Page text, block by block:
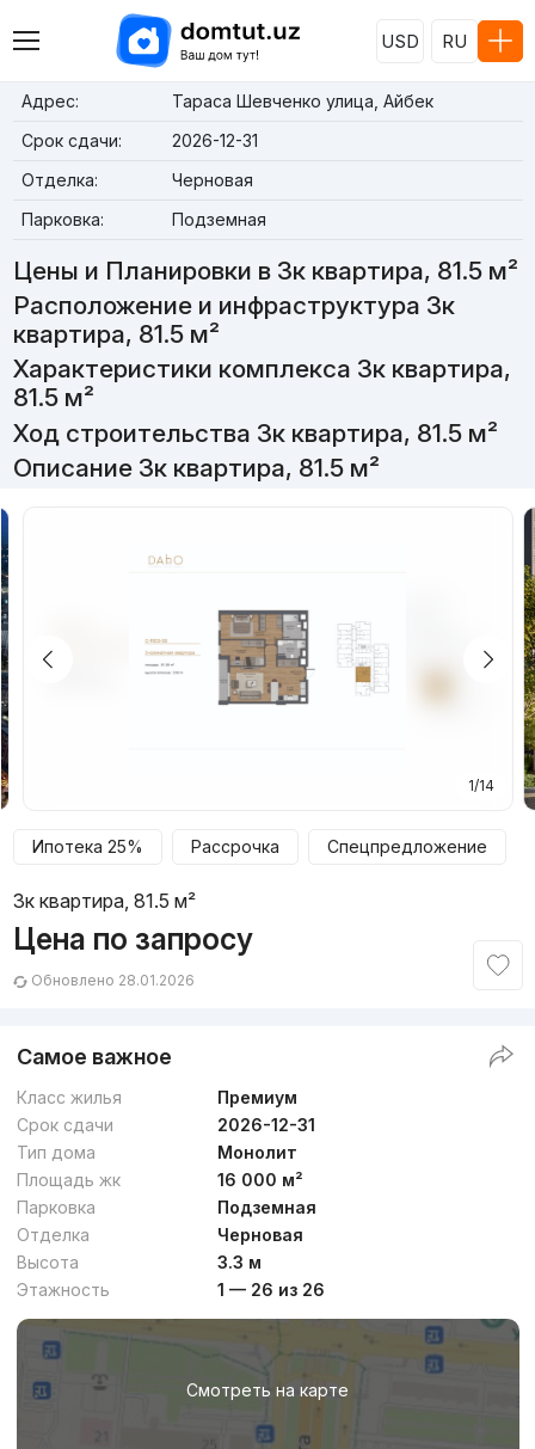
USD RU
Адрес:
Тараса Шевченко улица, Айбек
Срок сдачи:
2026-12-31
Отделка:
Черновая
Парковка:
Подземная
Цены и Планировки в 3к квартира, 81.5 м²
Расположение и инфраструктура 3к
квартира, 81.5 м²
Характеристики комплекса 3к квартира,
81.5 м²
Ход строительства 3к квартира, 81.5 м²
Описание 3к квартира, 81.5 м²
1/14
Ипотека 25% Рассрочка Спецпредложение
3к квартира, 81.5 м²
Цена по запросу
Обновлено 28.01.2026
Самое важное
Класс жилья
Премиум
Срок сдачи
2026-12-31
Тип дома
Монолит
Площадь жк
16 000 м²
Парковка
Подземная
Отделка
Черновая
Высота
3.3 м
Этажность
1 — 26 из 26
Смотреть на карте